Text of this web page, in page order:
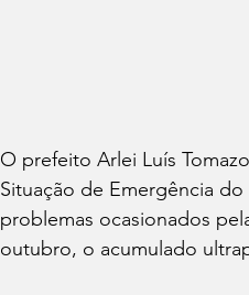
O prefeito Arlei Luís
Situação de Emergência
problemas ocasionados
outubro, o acumulado